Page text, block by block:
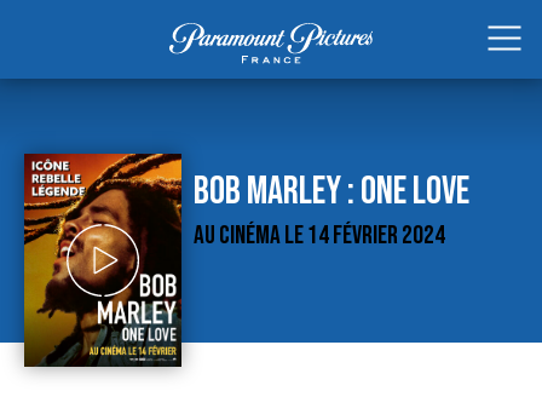
BOB MARLEY : ONE LOVE
AU CINÉMA LE 14 FÉVRIER 2024